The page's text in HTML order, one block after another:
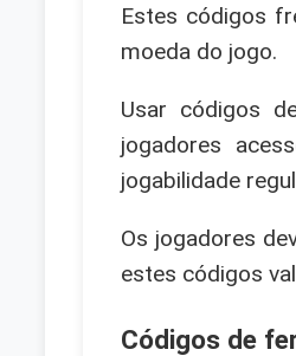
Estes códigos
moeda do jogo.
Usar códigos
jogadores
jogabilidade
Os jogadores
estes códigos
Códigos de